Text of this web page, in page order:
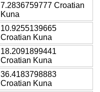
7.2836759777 Croatian
Kuna
10.9255139665
Croatian Kuna
18.2091899441
Croatian Kuna
36.4183798883
Croatian Kuna